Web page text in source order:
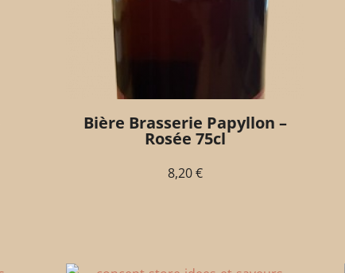
Bière Brasserie Papyllon –
Rosée 75cl
8,20€